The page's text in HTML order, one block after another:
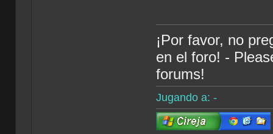
¡Por favor, no
en el foro! -
forums!
Jugando a: -